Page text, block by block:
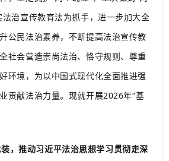
治宣传教育法为抓手，进一步加大全
公民法治素养，不断提高法治宣传教
社会营造崇尚法治、恪守规则、尊重
环境，为以中国式现代化全面推进强
贡献法治力量。现就开展2026年“基
，推动习近平法治思想学习贯彻走深